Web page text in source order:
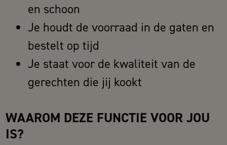
en schoon
Je houdt de voorraad in de gaten en
bestelt op tijd
Je staat voor de kwaliteit van de
gerechten die jij kookt
WAAROM DEZE FUNCTIE VOOR JOU
IS?